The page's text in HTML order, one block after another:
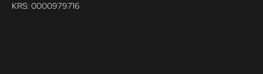
KRS: 0000979716